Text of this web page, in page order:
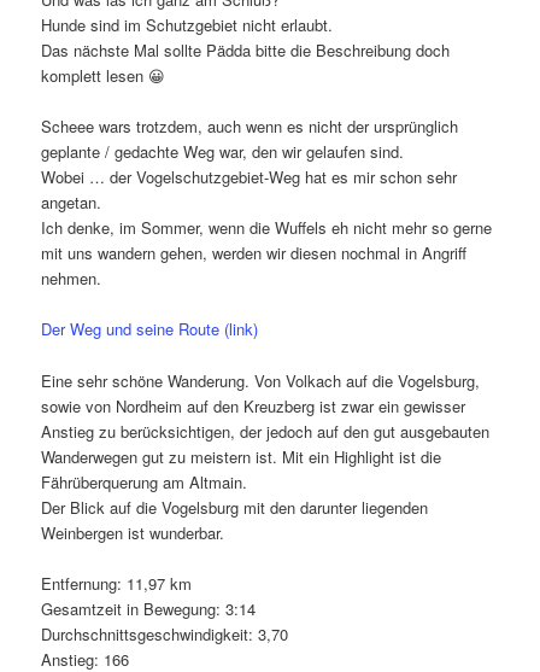
Hunde sind im Schutzgebiet nicht erlaubt.
Das nächste Mal sollte Pädda bitte die Beschreibung doch
komplett lesen 😀
Scheee wars trotzdem, auch wenn es nicht der ursprünglich
geplante / gedachte Weg war, den wir gelaufen sind.
Wobei … der Vogelschutzgebiet-Weg hat es mir schon sehr
angetan.
Ich denke, im Sommer, wenn die Wuffels eh nicht mehr so gerne
mit uns wandern gehen, werden wir diesen nochmal in Angriff
nehmen.
Der Weg und seine Route (link)
Eine sehr schöne Wanderung. Von Volkach auf die Vogelsburg,
sowie von Nordheim auf den Kreuzberg ist zwar ein gewisser
Anstieg zu berücksichtigen, der jedoch auf den gut ausgebauten
Wanderwegen gut zu meistern ist. Mit ein Highlight ist die
Fährüberquerung am Altmain.
Der Blick auf die Vogelsburg mit den darunter liegenden
Weinbergen ist wunderbar.
Entfernung: 11,97 km
Gesamtzeit in Bewegung: 3:14
Durchschnittsgeschwindigkeit: 3,70
Anstieg: 166